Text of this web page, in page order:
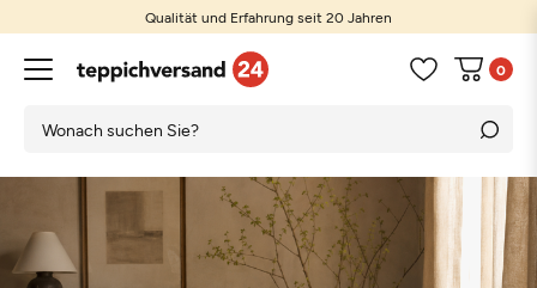
Qualität und Erfahrung seit 20 Jahren
0